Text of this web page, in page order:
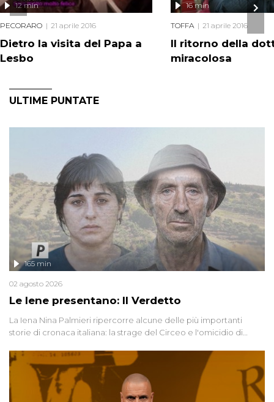
Dietro la visita del Papa a
Lesbo
12 min
PECORARO 21 aprile 2016
Il ritorno della
miracolosa
16 min
TOFFA 21 aprile 2016
ULTIME PUNTATE
Le Iene presentano: Il Verdetto
165 min
02 agosto 2026
La Iena Nina Palmieri ripercorre alcune delle più importanti
storie di cronaca italiana: la strage del Circeo e l'omicidio di